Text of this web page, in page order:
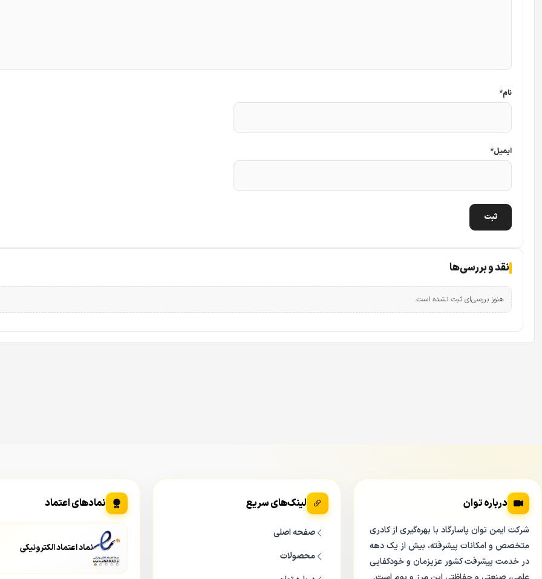
نقد و بررسی‌ها
هنوز بررسی‌ای ثبت نشده است.
نام*
ایمیل*
درباره توان
شرکت ایمن توان پاسارگاد با بهره‌گیری از کادری
متخصص و امکانات پیشرفته، بیش از یک دهه
در خدمت پیشرفت کشور عزیزمان و خودکفایی
لینک‌های سریع
صفحه اصلی
محصولات
نمادهای اعتماد
نماد اعتماد الکترونیکی